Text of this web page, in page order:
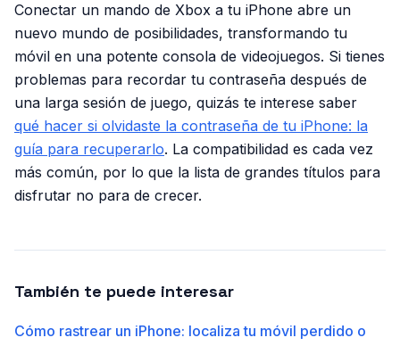
Conectar un mando de Xbox a tu iPhone abre un
nuevo mundo de posibilidades, transformando tu
móvil en una potente consola de videojuegos. Si tienes
problemas para recordar tu contraseña después de
una larga sesión de juego, quizás te interese saber
qué hacer si olvidaste la contraseña de tu iPhone: la
guía para recuperarlo. La compatibilidad es cada vez
más común, por lo que la lista de grandes títulos para
disfrutar no para de crecer.
También te puede interesar
Cómo rastrear un iPhone: localiza tu móvil perdido o